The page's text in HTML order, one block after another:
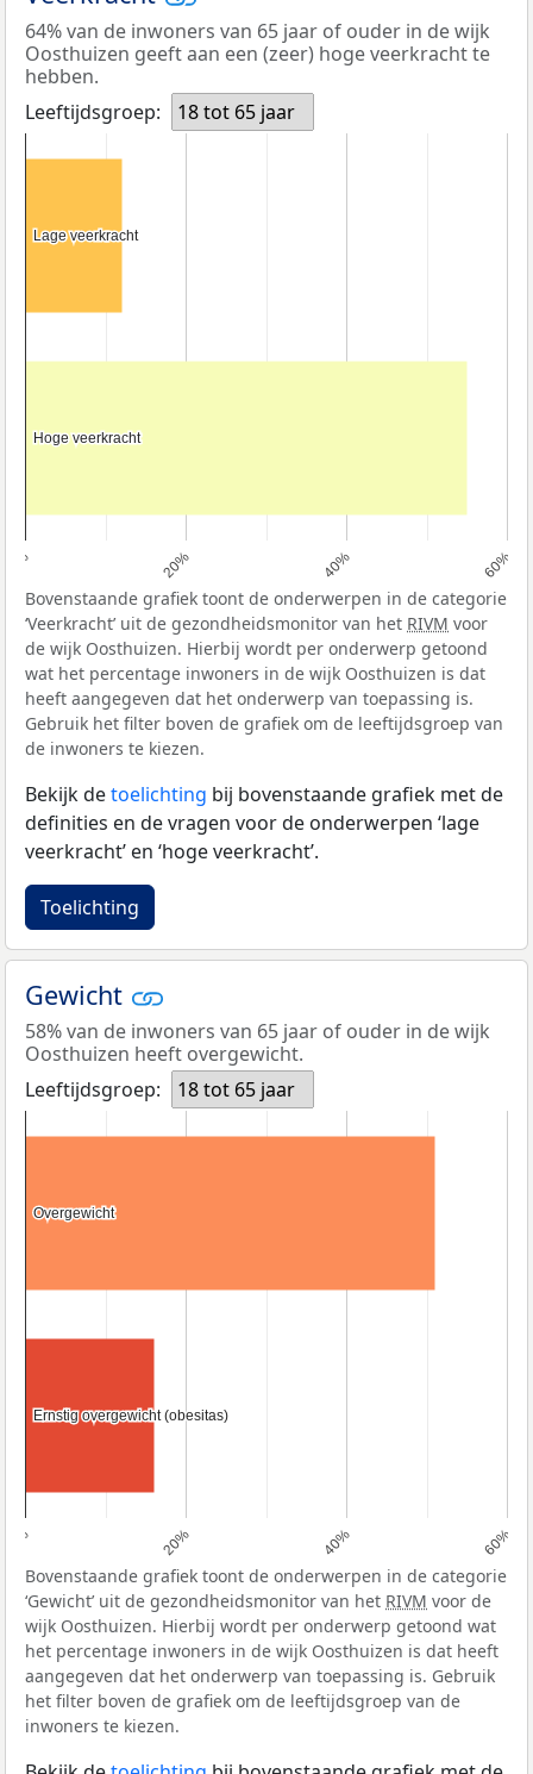
64% van de inwoners van 65 jaar of ouder in de wijk
Oosthuizen geeft aan een (zeer) hoge veerkracht te
hebben.
Leeftijdsgroep:
18 tot 65 jaar
0% 20% 40% 60%
Lage veerkracht
Lage veerkracht
Hoge veerkracht
Hoge veerkracht
Bovenstaande grafiek toont de onderwerpen in de categorie
‘Veerkracht’ uit de gezondheidsmonitor van het RIVM voor
de wijk Oosthuizen. Hierbij wordt per onderwerp getoond
wat het percentage inwoners in de wijk Oosthuizen is dat
heeft aangegeven dat het onderwerp van toepassing is.
Gebruik het filter boven de grafiek om de leeftijdsgroep van
de inwoners te kiezen.
Bekijk detoelichting bij bovenstaande grafiek met de
definities en de vragen voor de onderwerpen ‘lage
veerkracht’ en ‘hoge veerkracht’.
Toelichting
Gewicht
58% van de inwoners van 65 jaar of ouder in de wijk
Oosthuizen heeft overgewicht.
Leeftijdsgroep:
18 tot 65 jaar
0% 20% 40% 60%
Overgewicht
Overgewicht
Ernstig overgewicht (obesitas)
Ernstig overgewicht (obesitas)
Bovenstaande grafiek toont de onderwerpen in de categorie
‘Gewicht’ uit de gezondheidsmonitor van het RIVM voor de
wijk Oosthuizen. Hierbij wordt per onderwerp getoond wat
het percentage inwoners in de wijk Oosthuizen is dat heeft
aangegeven dat het onderwerp van toepassing is. Gebruik
het filter boven de grafiek om de leeftijdsgroep van de
inwoners te kiezen.